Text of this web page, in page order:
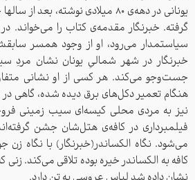
یونانی در دهه‌ی 80 میلادی نوشته،
گرفته. خبرنگار مقدمه‌ی کتاب را می‌خواند.
سیاستمدار می‌رود، او از وجود همسر
خبرنگار در شهر شمالیِ یونان نشان مردِ
جست‌و‌جو می‌کند. هر کسی از او نشانی
هنگام تعمیر دکل‌های برق دیده شده، گاهی
نیز به مردی محلی کیسه‌ای سیب زمینی
فیلمبرداری در کافه‌ی هتل‌شان جشن
می‌شود. نگاه الکساندر(خبرنگار) با نگاه زن
کافه به الکساندر خیره بوده تلاقی می‌کند. زنی